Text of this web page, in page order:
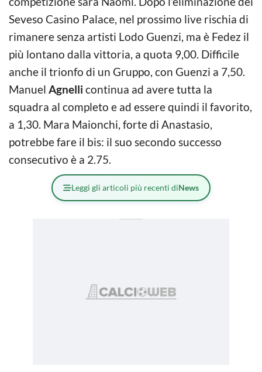
Seveso Casino Palace, nel prossimo live rischia di
rimanere senza artisti Lodo Guenzi, ma è Fedez il
più lontano dalla vittoria, a quota 9,00. Difficile
anche il trionfo di un Gruppo, con Guenzi a 7,50.
Manuel Agnelli continua ad avere tutta la
squadra al completo e ad essere quindi il favorito,
a 1,30. Mara Maionchi, forte di Anastasio,
potrebbe fare il bis: il suo secondo successo
consecutivo è a 2.75.
Leggi gli articoli più recenti diNews